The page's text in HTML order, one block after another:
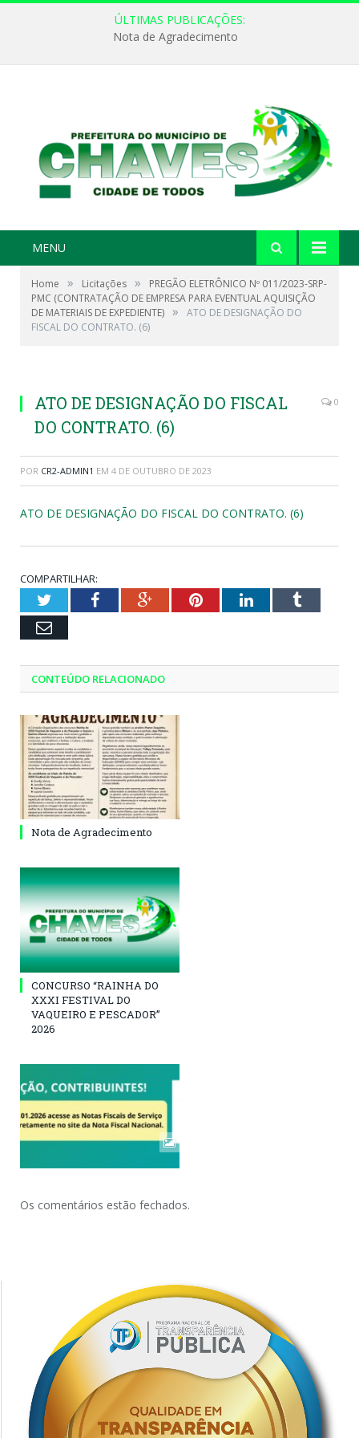
ÚLTIMAS PUBLICAÇÕES:
Nota de Agradecimento
MENU
Home » Licitações »
PREGÃO ELETRÔNICO Nº 011/2023-SRP-
PMC (CONTRATAÇÃO DE EMPRESA PARA EVENTUAL AQUISIÇÃO
DE MATERIAIS DE EXPEDIENTE) »
ATO DE DESIGNAÇÃO DO
FISCAL DO CONTRATO. (6)
ATO DE DESIGNAÇÃO DO FISCAL
DO CONTRATO. (6)
0
POR CR2-ADMIN1 EM 4 DE OUTUBRO DE 2023
ATO DE DESIGNAÇÃO DO FISCAL DO CONTRATO. (6)
COMPARTILHAR:
TwitterFacebookGoogle+PinterestLinkedInTumblr
Email
CONTEÚDO RELACIONADO
Nota de Agradecimento
CONCURSO “RAINHA DO
XXXI FESTIVAL DO
VAQUEIRO E PESCADOR”
2026
Os comentários estão fechados.